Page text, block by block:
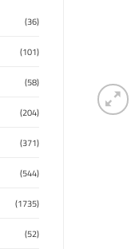
(36)
(101)
(58)
(204)
(371)
(544)
(1735)
(52)